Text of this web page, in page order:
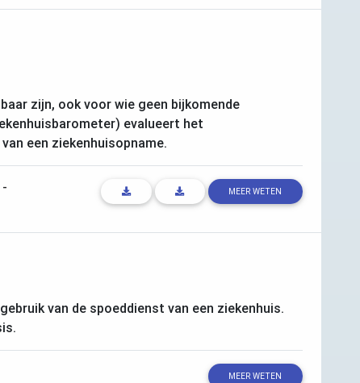
zijn, ook voor wie geen bijkomende
evalueert het
een ziekenhuisopname.
-
MEER WETEN
van de spoeddienst van een ziekenhuis.
MEER WETEN